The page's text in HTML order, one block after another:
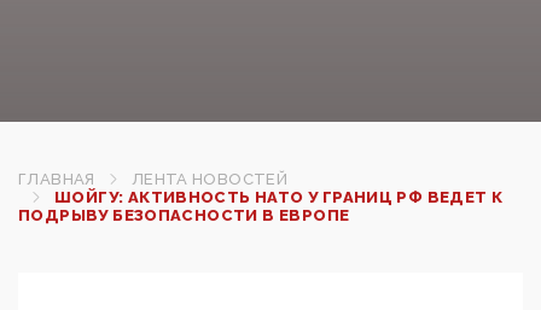
ГЛАВНАЯ
ЛЕНТА НОВОСТЕЙ
ШОЙГУ: АКТИВНОСТЬ НАТО У ГРАНИЦ РФ ВЕДЕТ К
ПОДРЫВУ БЕЗОПАСНОСТИ В ЕВРОПЕ